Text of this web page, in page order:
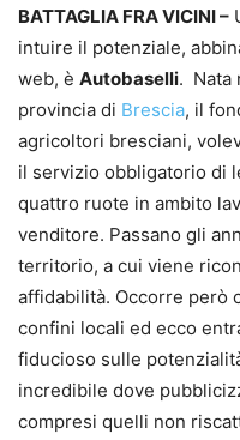
BATTAGLIA FRA VICINI –
intuire il potenziale,
web, è Autobaselli. Nata
provincia di Brescia, il
agricoltori bresciani,
il servizio obbligatorio di
quattro ruote in ambito
venditore. Passano gli
territorio, a cui viene
affidabilità. Occorre però
confini locali ed ecco
fiducioso sulle
incredibile dove
compresi quelli non